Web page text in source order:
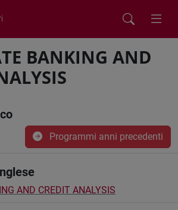
BANKING AND
Programmi anni precedenti
AND CREDIT ANALYSIS